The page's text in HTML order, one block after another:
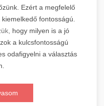
Ezért a megfelelő
fontosságú.
hogy milyen is a jó
a kulcsfontosságú
odafigyelni a választás